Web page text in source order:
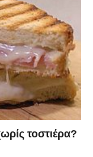
τοστιέρα?